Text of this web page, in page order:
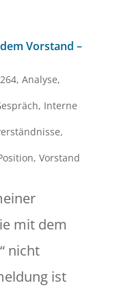
Vorstand –
, Analyse,
, Interne
,
, Vorstand
mit dem
nicht
ist